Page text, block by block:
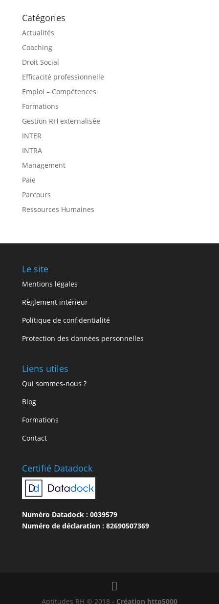
Catégories
Actualités
Coaching
Droit Social
Efficacité professionnelle
Emploi – Compétences
Formations
Gestion RH externalisée
INTER
INTRA
Management
Paie
Parcours
Ressources Humaines
Le site
Mentions légales
Règlement intérieur
Politique de confidentialité
Protection des données personnelles
Liens utiles
Qui sommes-nous ?
Blog
Formations
Contact
Certifié Datadock
Numéro Datadock : 0039579
Numéro de déclaration : 82690507369
Aptitudes RH © 2018 - Création http5000